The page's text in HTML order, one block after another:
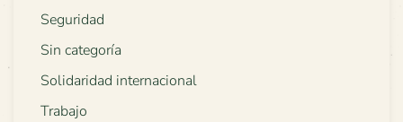
Seguridad
Sin categoría
Solidaridad internacional
Trabajo